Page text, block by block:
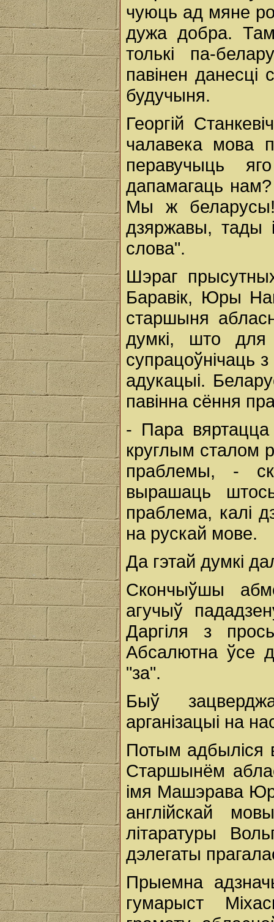
чуюць ад мяне
дужа добра.
толькі па-
павінен
будучыня.
Георгій
чалавека мова
перавучыць
дапамагаць
Мы ж беларусы!
дзяржавы, тады
слова".
Шэраг
Баравік, Юры
старшыня
думкі, што для
супрацоўнічаць
адукацыі.
павінна сёння
- Пара вяртацца
круглым сталом
праблемы, -
вырашаць
праблема, калі
на рускай мове.
Да гэтай думкі
Скончыўшы
агучыў
Даргіля з
Абсалютна ўсе
"за".
Быў
арганізацыі на
Потым адбыліся
Старшынём
імя Машэрава
англійскай
літаратуры
дэлегаты
Прыемна
гумарыст